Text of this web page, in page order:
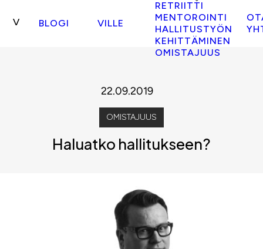
BLOGI VILLE
RETRIITTI
MENTOROINTI
HALLITUSTYÖN
KEHITTÄMINEN
OMISTAJUUS
22.09.2019
OMISTAJUUS
Haluatko hallitukseen?